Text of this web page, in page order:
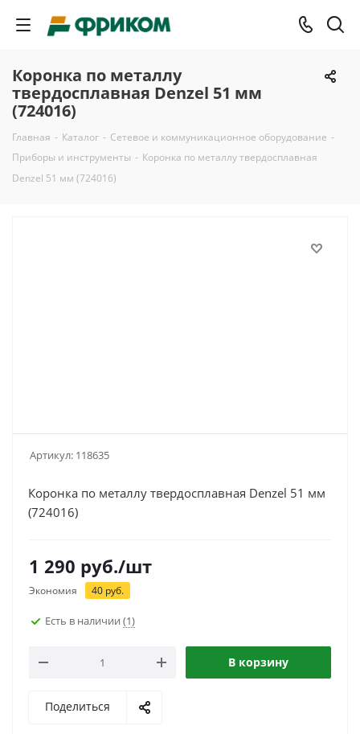
Коронка по металлу
твердосплавная Denzel 51 мм
(724016)
Главная - Каталог - Сетевое и коммуникационное оборудование -
Приборы и инструменты - Коронка по металлу твердосплавная
Denzel 51 мм (724016)
Артикул: 118635
Коронка по металлу твердосплавная Denzel 51 мм
(724016)
1 290 руб./шт
Экономия 40 руб.
Есть в наличии (1)
В корзину
Поделиться